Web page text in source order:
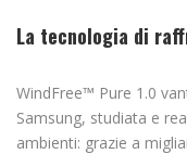
La tecnologia di
WindFree™ Pure 1.0
Samsung, studiata e
ambienti: grazie a